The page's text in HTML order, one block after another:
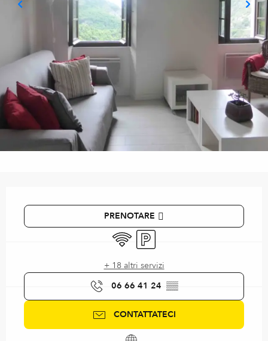
PRENOTARE
Wi-Fi Parcheggio
+ 18 altri servizi
06 66 41 24 ▒▒
CONTATTATECI